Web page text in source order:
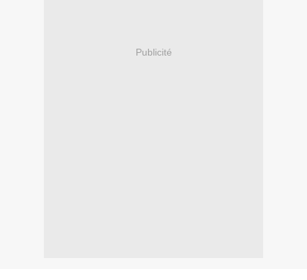
Publicité